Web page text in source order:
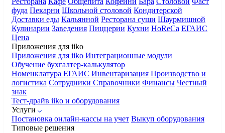
фуда Пекарни Школьной столовой Кондитерской
Доставки еды Кальянной Ресторана суши Шаурмишной
Кулинарии Заведения Пиццерии Кухни HoReCa ЕГАИС
Цена
Приложения для iiko
Приложения для iiko Интеграционные модули
Обучение бухгалтер-калькулятор
Номенклатура ЕГАИС Инвентаризация Производство и
логистика Сотрудники Справочники Финансы Честный
знак
Тест-драйв iiko и оборудования
Услуги
Постановка онлайн-кассы на учет Выкуп оборудования
Типовые решения